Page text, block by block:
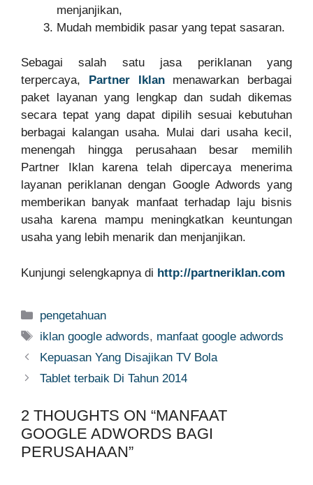
menjanjikan,
Mudah membidik pasar yang tepat sasaran.
Sebagai salah satu jasa periklanan yang
terpercaya, Partner Iklanmenawarkan berbagai
paket layanan yang lengkap dan sudah dikemas
secara tepat yang dapat dipilih sesuai kebutuhan
berbagai kalangan usaha. Mulai dari usaha kecil,
menengah hingga perusahaan besar memilih
Partner Iklan karena telah dipercaya menerima
layanan periklanan dengan Google Adwords yang
memberikan banyak manfaat terhadap laju bisnis
usaha karena mampu meningkatkan keuntungan
usaha yang lebih menarik dan menjanjikan.
Kunjungi selengkapnya di http://partneriklan.com
Categories
pengetahuan
Tags
iklan google adwords, manfaat google adwords
Kepuasan Yang Disajikan TV Bola
Tablet terbaik Di Tahun 2014
2 THOUGHTS ON “MANFAAT
GOOGLE ADWORDS BAGI
PERUSAHAAN”